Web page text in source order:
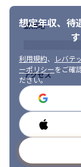
丁寧に業務を教え
を向上させたい方
・新しいセキュ
的に学びたい方
・チームの一員
する能力を持つ方
・クライアント
り、セキュリティ
・セキュリティ
全性を最優先で考
想定年収、待
利用規約、 レバテ
ーポリシーをご確
ださい。
勤務地
アクセス
勤務時間